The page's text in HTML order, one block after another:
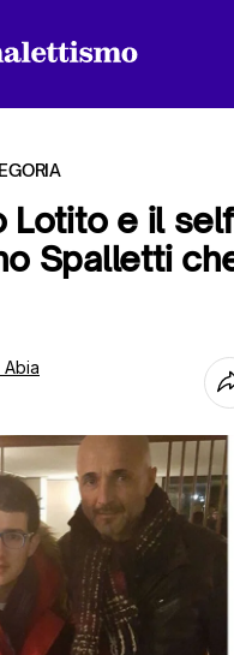
Lotito e il
Spalletti